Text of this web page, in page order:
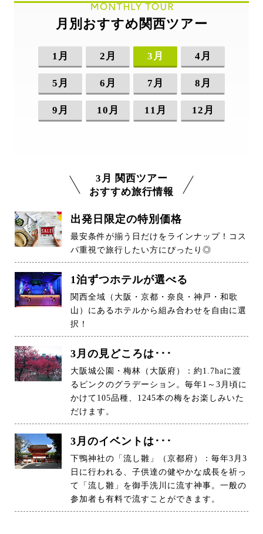
MONTHLY TOUR
月別おすすめ関西ツアー
1月 2月 3月 4月
5月 6月 7月 8月
9月 10月 11月 12月
3月 関西ツアー
おすすめ旅行情報
出発日限定の特別価格
最安条件が揃う日だけをラインナップ！コス
パ重視で旅行したい方にぴったり◎
1泊ずつホテルが選べる
関西全域（大阪・京都・奈良・神戸・和歌
山）にあるホテルから組み合わせを自由に選
択！
3月の見どころは･･･
大阪城公園・梅林（大阪府）：約1.7haに渡
るピンクのグラデーション。毎年1～3月頃に
かけて105品種、1245本の梅をお楽しみいた
だけます。
3月のイベントは･･･
下鴨神社の「流し雛」（京都府）：毎年3月3
日に行われる、子供達の健やかな成長を祈っ
て「流し雛」を御手洗川に流す神事。一般の
参加者も有料で流すことができます。